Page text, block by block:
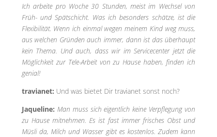
Ich arbeite pro Woche 30 Stunden, meist im Wechsel von
Früh- und Spätschicht. Was ich besonders schätze, ist die
Flexibilität. Wenn ich einmal wegen meinem Kind weg muss,
aus welchen Gründen auch immer, dann ist das überhaupt
kein Thema. Und auch, dass wir im Servicecenter jetzt die
Möglichkeit zur Tele-Arbeit von zu Hause haben, finden ich
genial!
travianet: Und was bietet Dir travianet sonst noch?
Jaqueline: Man muss sich eigentlich keine Verpflegung von
zu Hause mitnehmen. Es ist fast immer frisches Obst und
Müsli da, Milch und Wasser gibt es kostenlos. Zudem kann